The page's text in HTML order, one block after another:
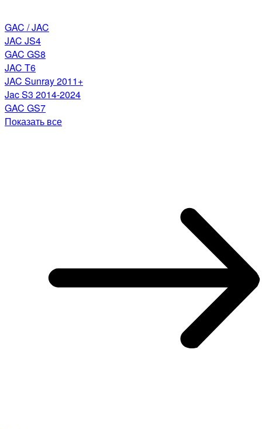
GAC / JAC
JAC JS4
GAC GS8
JAC T6
JAC Sunray 2011+
Jac S3 2014-2024
GAC GS7
Показать все